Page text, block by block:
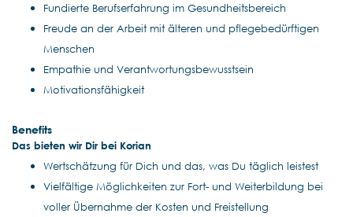
Fundierte Berufserfahrung im Gesundheitsbereich
Freude an der Arbeit mit älteren und pflegebedürftigen
Menschen
Empathie und Verantwortungsbewusstsein
Motivationsfähigkeit
Benefits
Das bieten wir Dir bei Korian
Wertschätzung für Dich und das, was Du täglich leistest
Vielfältige Möglichkeiten zur Fort- und Weiterbildung bei
voller Übernahme der Kosten und Freistellung